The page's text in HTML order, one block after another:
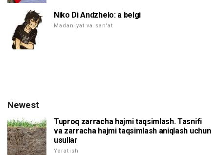
Niko Di Andzhelo: a belgi
Madaniyat va san'at
Newest
Tuproq zarracha hajmi taqsimlash. Tasnifi
va zarracha hajmi taqsimlash aniqlash uchun
usullar
Yaratish